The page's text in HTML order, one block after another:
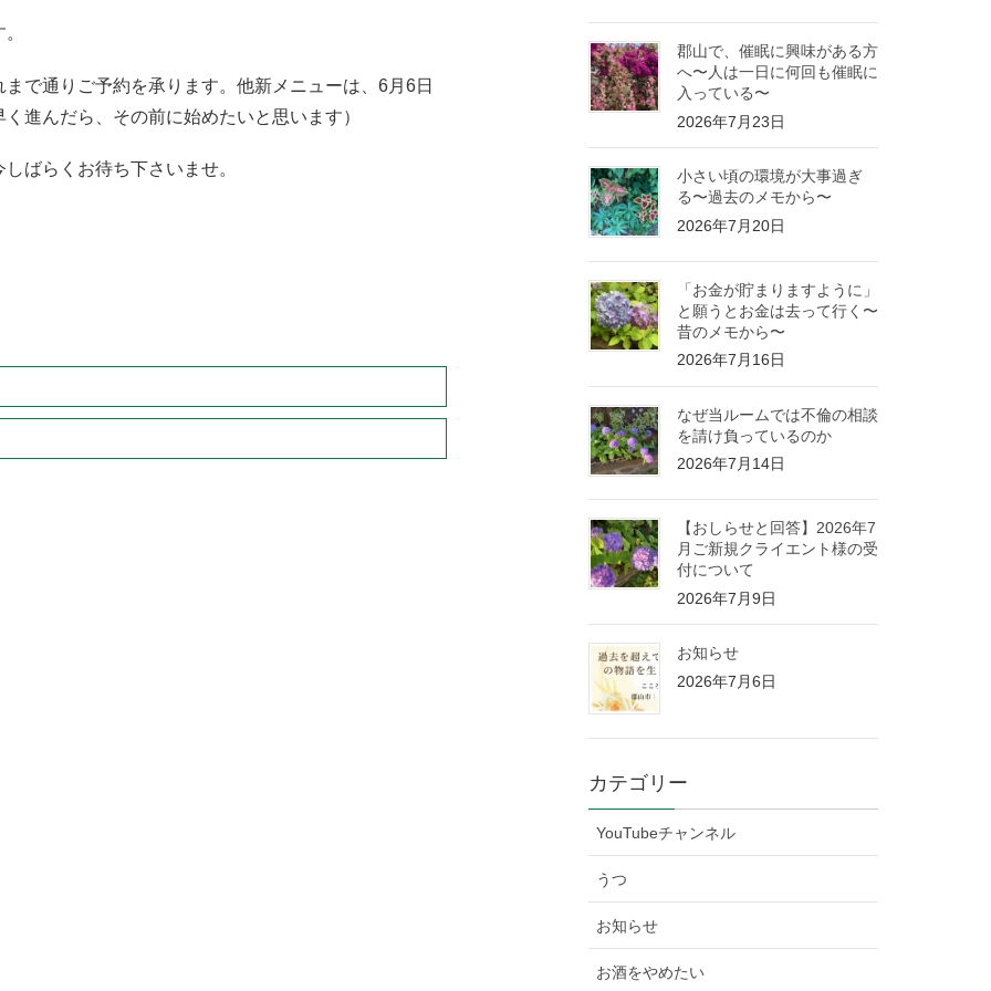
で通りご予約を承ります。他新メニューは、6月6日
進んだら、その前に始めたいと思います）
ばらくお待ち下さいませ。
郡山で、催眠に興味がある方
へ〜人は一日に何回も催眠に
入っている〜
2026年7月23日
小さい頃の環境が大事過ぎ
る〜過去のメモから〜
2026年7月20日
「お金が貯まりますように」
と願うとお金は去って行く〜
昔のメモから〜
2026年7月16日
なぜ当ルームでは不倫の相談
を請け負っているのか
2026年7月14日
【おしらせと回答】2026年7
月ご新規クライエント様の受
付について
2026年7月9日
お知らせ
2026年7月6日
カテゴリー
YouTubeチャンネル
うつ
お知らせ
お酒をやめたい